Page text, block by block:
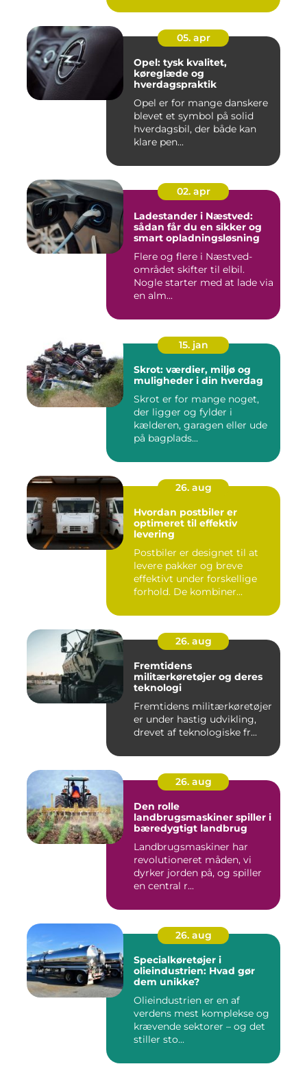
05. apr
Opel: tysk kvalitet,
køreglæde og
hverdagspraktik
Opel er for mange danskere
blevet et symbol på solid
hverdagsbil, der både kan
klare pen...
02. apr
Ladestander i Næstved:
sådan får du en sikker og
smart opladningsløsning
Flere og flere i Næstved-
området skifter til elbil.
Nogle starter med at lade via
en alm...
15. jan
Skrot: værdier, miljø og
muligheder i din hverdag
Skrot er for mange noget,
der ligger og fylder i
kælderen, garagen eller ude
på bagplads...
26. aug
Hvordan postbiler er
optimeret til effektiv
levering
Postbiler er designet til at
levere pakker og breve
effektivt under forskellige
forhold. De kombiner...
26. aug
Fremtidens
militærkøretøjer og deres
teknologi
Fremtidens militærkøretøjer
er under hastig udvikling,
drevet af teknologiske fr...
26. aug
Den rolle
landbrugsmaskiner spiller i
bæredygtigt landbrug
Landbrugsmaskiner har
revolutioneret måden, vi
dyrker jorden på, og spiller
en central r...
26. aug
Specialkøretøjer i
olieindustrien: Hvad gør
dem unikke?
Olieindustrien er en af
verdens mest komplekse og
krævende sektorer – og det
stiller sto...